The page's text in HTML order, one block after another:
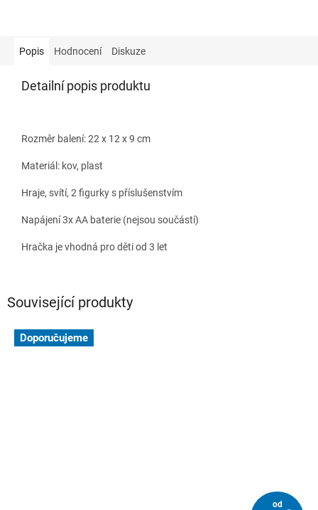
Popis Hodnocení Diskuze
Detailní popis produktu
Rozměr balení: 22 x 12 x 9 cm
Materiál: kov, plast
Hraje, svítí, 2 figurky s příslušenstvím
Napájení 3x AA baterie (nejsou součástí)
Hračka je vhodná pro děti od 3 let
Související produkty
Doporučujeme
od